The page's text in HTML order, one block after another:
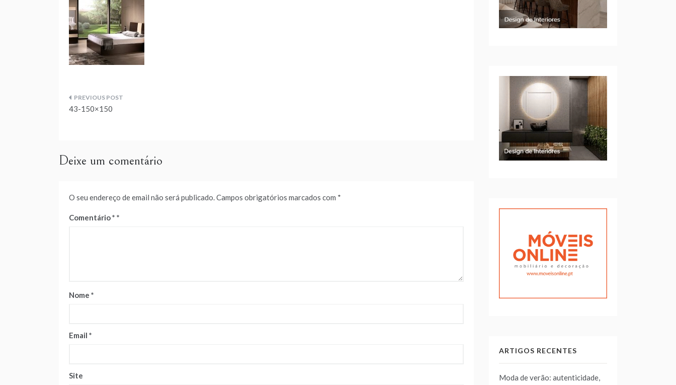
Navegação
43-150×150
Deixe um comentário
O seu endereço de email não será publicado.Campos obrigatórios marcados com *
Comentário*
Nome *
Email *
Site
ARTIGOS RECENTES
Moda de verão: autenticidade,